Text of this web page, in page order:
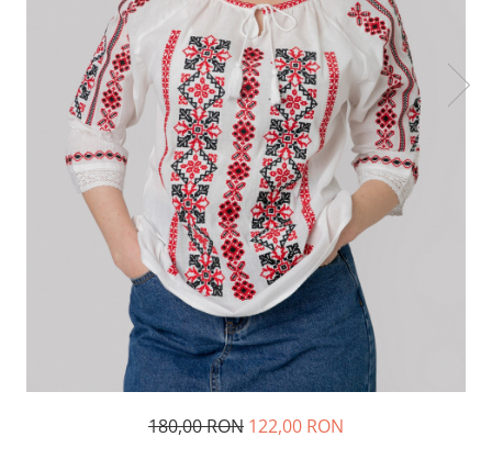
180,00 RON 122,00 RON